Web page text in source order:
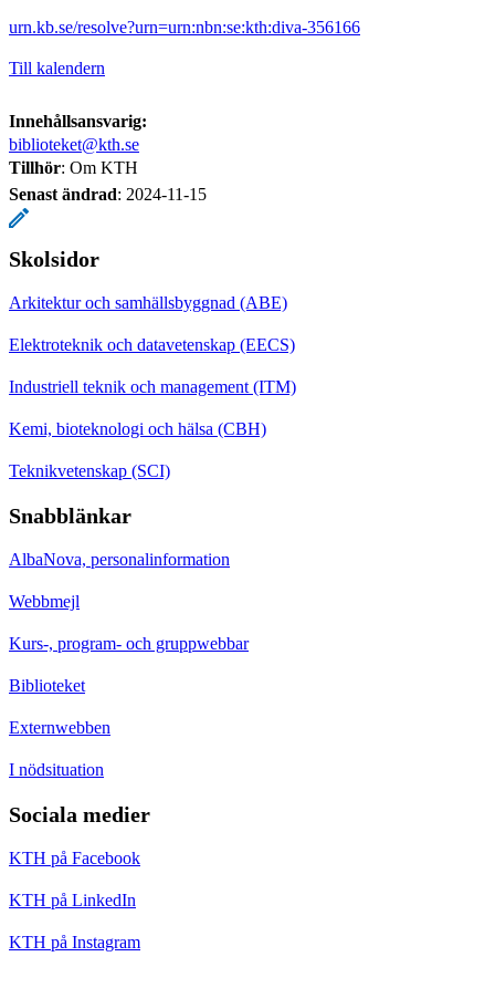
urn.kb.se/resolve?urn=urn:nbn:se:kth:diva-356166
Till kalendern
Innehållsansvarig:
biblioteket@kth.se
Tillhör: Om KTH
Senast ändrad: 2024-11-15
Skolsidor
Arkitektur och samhällsbyggnad (ABE)
Elektroteknik och datavetenskap (EECS)
Industriell teknik och management (ITM)
Kemi, bioteknologi och hälsa (CBH)
Teknikvetenskap (SCI)
Snabblänkar
AlbaNova, personalinformation
Webbmejl
Kurs-, program- och gruppwebbar
Biblioteket
Externwebben
I nödsituation
Sociala medier
KTH på Facebook
KTH på LinkedIn
KTH på Instagram